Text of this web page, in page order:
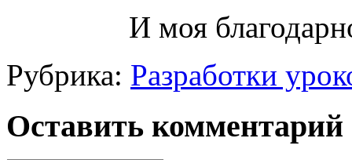
И моя
Рубрика: Разработки
Оставить комментарий